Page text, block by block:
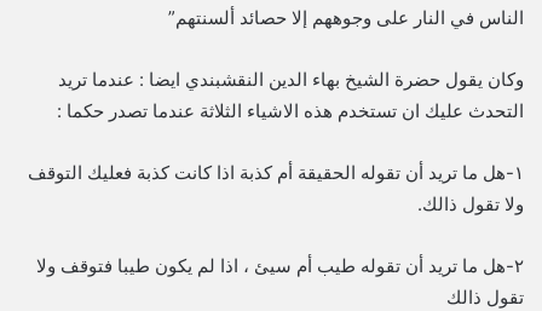
الناس في النار على وجوههم إلا حصائد ألسنتهم”
وكان يقول حضرة الشيخ بهاء الدين النقشبندي ايضا : عندما تريد
التحدث عليك ان تستخدم هذه الاشياء الثلاثة عندما تصدر حكما :
١-هل ما تريد أن تقوله الحقيقة أم كذبة اذا كانت كذبة فعليك التوقف
ولا تقول ذالك.
٢-هل ما تريد أن تقوله طيب أم سيئ ، اذا لم يكون طيبا فتوقف ولا
تقول ذالك